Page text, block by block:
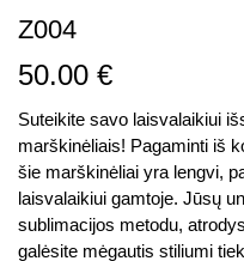
Z004
50.00 €
Suteikite savo laisvalaikiui
marškinėliais! Pagaminti iš
šie marškinėliai yra lengvi,
laisvalaikiui gamtoje. Jūsų
sublimacijos metodu,
galėsite mėgautis stiliumi